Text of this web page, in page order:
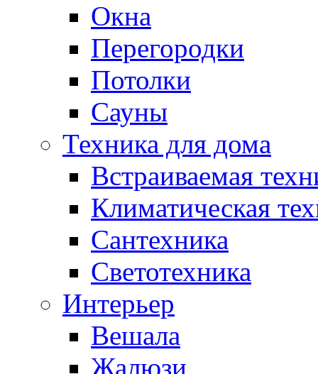
Окна
Перегородки
Потолки
Сауны
Техника для дома
Встраиваемая
Климатическая
Сантехника
Светотехника
Интерьер
Вешала
Жалюзи